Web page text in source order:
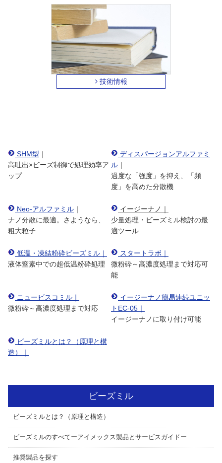
技術情報
SHM型 ｜
高吐出×ビーズ制御で処理効率ア
ップ
ディスパージョンアルファミ
ル ｜
過度な「強度」を抑え、「頻
度」を高めた分散機
Neo-アルファミル ｜
ナノ分散に最適。さようなら、
粗大粒子
イージーナノ｜
少量処理・ビーズミル検討の最
適ツール
低温・凍結粉砕ビーズミル｜
液体窒素中での超低温粉砕処理
スタートラボ｜
微粉砕～高濃度処理まで対応可
能
ニュービスコミル｜
微粉砕～高濃度処理まで対応
イージーナノ簡易連続ユニッ
トEC-05｜
イージーナノに取り付け可能
ビーズミルとは？（原理と構
造）｜
ビーズミル
ビーズミルとは？（原理と構造）
ビーズミルのすべてーアイメックス製品とサービスガイドー
推奨製品を探す